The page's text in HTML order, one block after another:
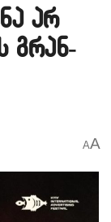
არ
გრან-
AA